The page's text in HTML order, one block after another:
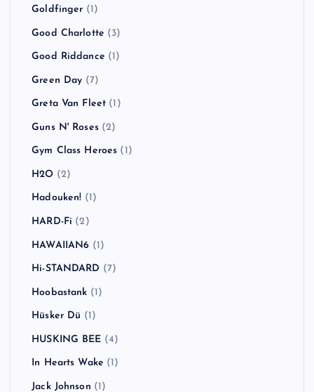
Goldfinger (1)
Good Charlotte (3)
Good Riddance (1)
Green Day (7)
Greta Van Fleet (1)
Guns N' Roses(2)
Gym Class Heroes (1)
H2O (2)
Hadouken! (1)
HARD-Fi (2)
HAWAIIAN6 (1)
Hi-STANDARD (7)
Hoobastank (1)
Hüsker Dü (1)
HUSKING BEE (4)
In Hearts Wake (1)
Jack Johnson (1)